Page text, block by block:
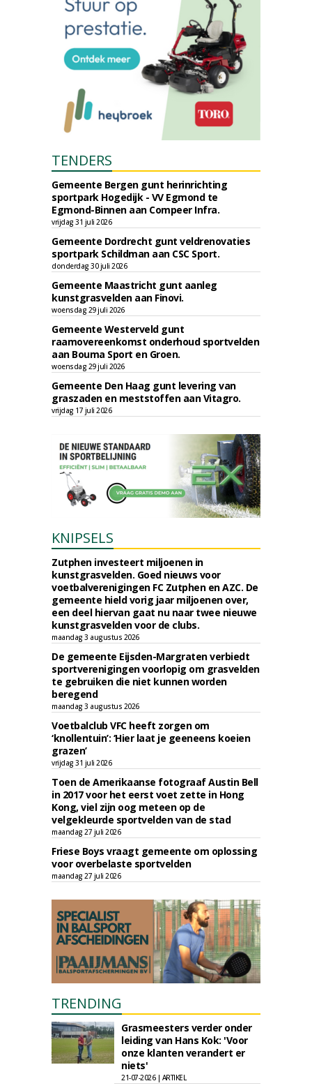
TENDERS
Gemeente Bergen gunt herinrichting
sportpark Hogedijk - VV Egmond te
Egmond-Binnen aan Compeer Infra.
vrijdag 31 juli 2026
Gemeente Dordrecht gunt veldrenovaties
sportpark Schildman aan CSC Sport.
donderdag 30 juli 2026
Gemeente Maastricht gunt aanleg
kunstgrasvelden aan Finovi.
woensdag 29 juli 2026
Gemeente Westerveld gunt
raamovereenkomst onderhoud sportvelden
aan Bouma Sport en Groen.
woensdag 29 juli 2026
Gemeente Den Haag gunt levering van
graszaden en meststoffen aan Vitagro.
vrijdag 17 juli 2026
KNIPSELS
Zutphen investeert miljoenen in
kunstgrasvelden. Goed nieuws voor
voetbalverenigingen FC Zutphen en AZC. De
gemeente hield vorig jaar miljoenen over,
een deel hiervan gaat nu naar twee nieuwe
kunstgrasvelden voor de clubs.
maandag 3 augustus 2026
De gemeente Eijsden-Margraten verbiedt
sportverenigingen voorlopig om grasvelden
te gebruiken die niet kunnen worden
beregend
maandag 3 augustus 2026
Voetbalclub VFC heeft zorgen om
‘knollentuin’: ‘Hier laat je geeneens koeien
grazen’
vrijdag 31 juli 2026
Toen de Amerikaanse fotograaf Austin Bell
in 2017 voor het eerst voet zette in Hong
Kong, viel zijn oog meteen op de
velgekleurde sportvelden van de stad
maandag 27 juli 2026
Friese Boys vraagt gemeente om oplossing
voor overbelaste sportvelden
maandag 27 juli 2026
TRENDING
Grasmeesters verder onder
leiding van Hans Kok: 'Voor
onze klanten verandert er
niets'
21-07-2026 | ARTIKEL